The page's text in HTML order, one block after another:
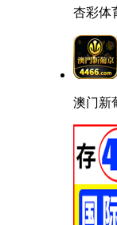
杏彩体
澳门新